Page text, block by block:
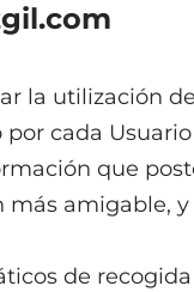
la utilización
cada
que
amigable,
de